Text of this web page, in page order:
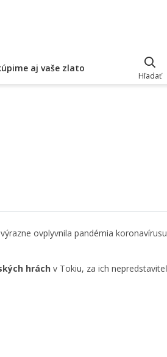
aj vaše zlato
Hľadať
ovplyvnila pandémia
hrách v Tokiu, za ich